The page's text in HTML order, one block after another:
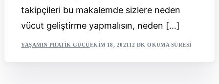
takipçileri bu makalemde sizlere neden
vücut geliştirme yapmalısın, neden […]
YAŞAMIN PRATIK GÜCÜEKIM 18, 2021 12 DK OKUMA SÜRESI